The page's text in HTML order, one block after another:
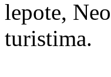
lepote,
turistima.